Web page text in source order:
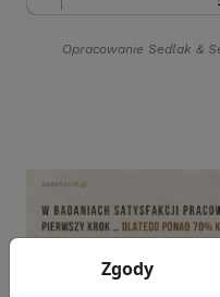
Opracowanie Sedlak &
Zgody